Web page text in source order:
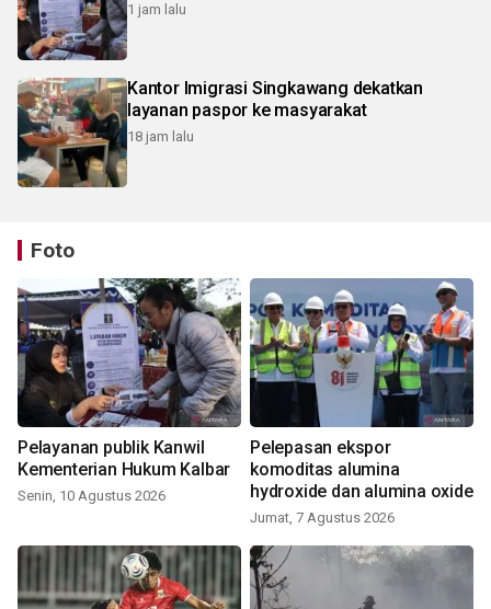
1 jam lalu
Kantor Imigrasi Singkawang dekatkan
layanan paspor ke masyarakat
18 jam lalu
Foto
Pelayanan publik Kanwil
Kementerian Hukum Kalbar
Senin, 10 Agustus 2026
Pelepasan ekspor
komoditas alumina
hydroxide dan alumina oxide
Jumat, 7 Agustus 2026